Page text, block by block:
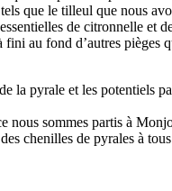
que le tilleul que nous
de citronnelle et
fini au fond d’autres pièges
la pyrale et les potentiels
nous sommes partis à
chenilles de pyrales à tous